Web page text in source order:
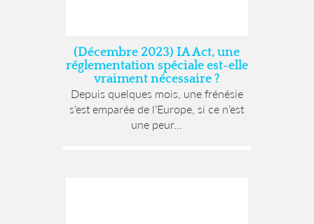
(Décembre 2023) IA Act, une
réglementation spéciale est-elle
vraiment nécessaire ?
Depuis quelques mois, une frénésie
s’est emparée de l’Europe, si ce n’est
une peur...